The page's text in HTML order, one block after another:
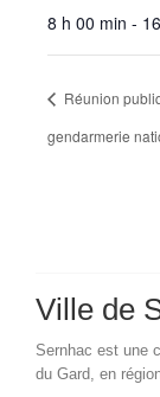
8 h 00 min -
Réunion
gendarmerie
Ville de
Sernhac est une
du Gard, en